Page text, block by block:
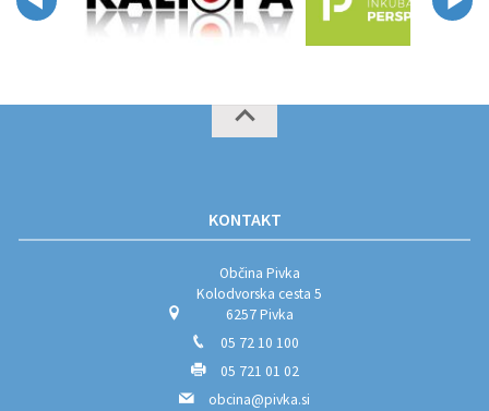
KONTAKT
Občina Pivka
Kolodvorska cesta 5
6257 Pivka
05 72 10 100
05 721 01 02
obcina@pivka.si